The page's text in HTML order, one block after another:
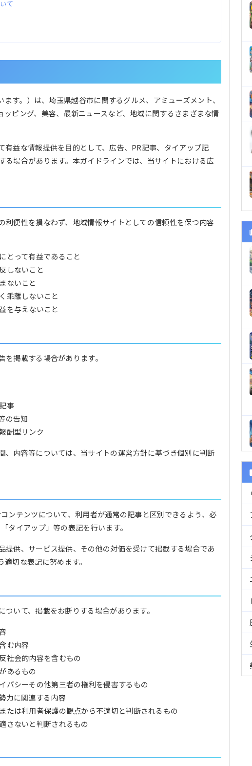
て
す。）は、埼玉県越谷市に関するグルメ、アミューズメント、
ッピング、美容、最新ニュースなど、地域に関するさまざまな情
有益な情報提供を目的として、広告、PR記事、タイアップ記
る場合があります。本ガイドラインでは、当サイトにおける広
利便性を損なわず、地域情報サイトとしての信頼性を保つ内容
とって有益であること
しないこと
ないこと
乖離しないこと
を与えないこと
掲載する場合があります。
事
の告知
酬型リンク
、内容等については、当サイトの運営方針に基づき個別に判断
ンテンツについて、利用者が通常の記事と区別できるよう、必
タイアップ」等の表記を行います。
提供、サービス提供、その他の対価を受けて掲載する場合であ
切な表記に努めます。
いて、掲載をお断りする場合があります。
む内容
社会的内容を含むもの
あるもの
バシーその他第三者の権利を侵害するもの
力に関連する内容
たは利用者保護の観点から不適切と判断されるもの
さないと判断されるもの